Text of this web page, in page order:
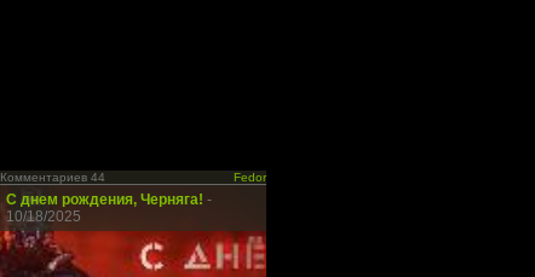
Комментариев 44 Fedor
С днем рождения, Черняга! -
10/18/2025